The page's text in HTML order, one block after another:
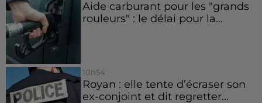
Aide carburant pour les "grands
rouleurs" : le délai pour la...
10h54
Royan : elle tente d’écraser son
ex-conjoint et dit regretter...